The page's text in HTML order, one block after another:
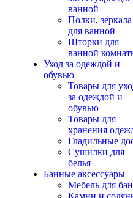
ванной
Полки, зеркала
для ванной
Шторки для
ванной
Уход за одеждой и
обувью
Товары для
за одеждой и
обувью
Товары для
хранения
Гладильные
Сушилки для
белья
Банные аксессуары
Мебель для
Камни и